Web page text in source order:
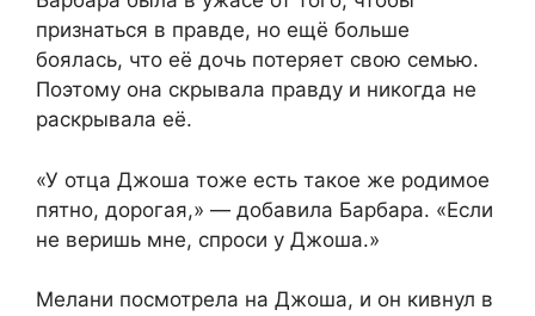
признаться в правде, но ещё больше
боялась, что её дочь потеряет свою семью.
Поэтому она скрывала правду и никогда не
раскрывала её.
«У отца Джоша тоже есть такое же родимое
пятно, дорогая,» — добавила Барбара. «Если
не веришь мне, спроси у Джоша.»
Мелани посмотрела на Джоша, и он кивнул в